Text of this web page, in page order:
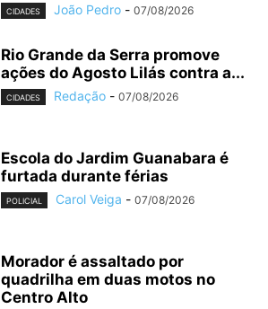
CIDADES João Pedro - 07/08/2026
Rio Grande da Serra promove
ações do Agosto Lilás contra a...
CIDADES Redação - 07/08/2026
Escola do Jardim Guanabara é
furtada durante férias
POLICIAL Carol Veiga - 07/08/2026
Morador é assaltado por
quadrilha em duas motos no
Centro Alto